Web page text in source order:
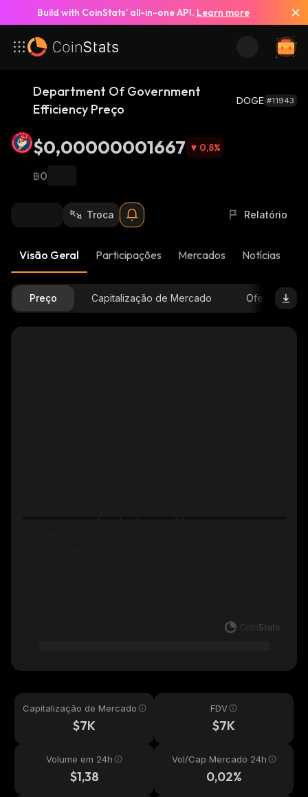
Build with CoinStats’ all-in-one API. Learn more
Department Of Government
Efficiency Preço
DOGE #11943
$0,00000001667 0,8%
฿0
Troca Relatório
Visão Geral Participações Mercados Notícias
Preço Capitalização de Mercado Oferta
Capitalização de Mercado
$7K
FDV
$7K
Volume em 24h
$1,38
Vol/Cap Mercado 24h
0,02%